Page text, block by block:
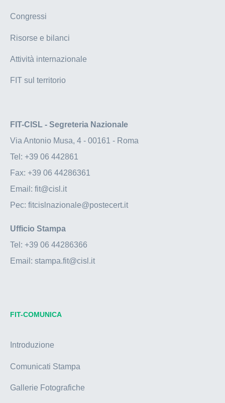
Congressi
Risorse e bilanci
Attività internazionale
FIT sul territorio
FIT-CISL - Segreteria Nazionale
Via Antonio Musa, 4 - 00161 - Roma
Tel: +39 06 442861
Fax: +39 06 44286361
Email: fit@cisl.it
Pec: fitcislnazionale@postecert.it
Ufficio Stampa
Tel: +39 06 44286366
Email: stampa.fit@cisl.it
FIT-COMUNICA
Introduzione
Comunicati Stampa
Gallerie Fotografiche